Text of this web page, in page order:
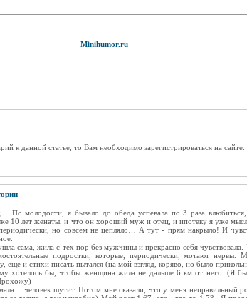
Minihumor.ru
к данной статье, то Вам необходимо зарегистрироваться на сайте.
По молодости, я бывало до обеда успевала по 3 раза
10 лет женаты, и что он хороший муж и отец, и ипотеку я уже
но совсем не цепляло… А тут - прям накрыло! И
сама, жила с тех пор без мужчины и прекрасно себя чувствовала.
подростки, которые, периодически, мотают
еще и стихи писать пытался (на мой взгляд, коряво, но было
хотелось бы, чтобы женщина жила не дальше 6 км от него. (Я
человек шутит. Потом мне сказали, что у меня неправильный